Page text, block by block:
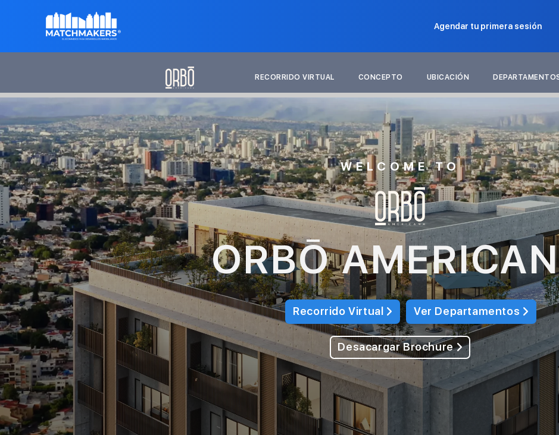
Agendar tu primera sesión
RECORRIDO VIRTUAL CONCEPTO UBICACIÓN
WELCOME TO
ORBŌ
Recorrido Virtual Ver Departamentos
Desacargar Brochure